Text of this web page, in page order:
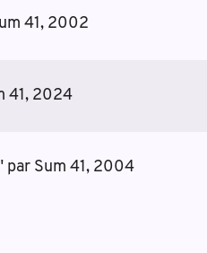
41, 2002
41, 2024
par Sum 41, 2004